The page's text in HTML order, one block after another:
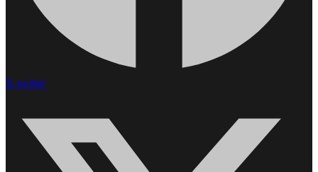
X-twitter